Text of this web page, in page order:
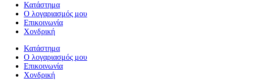
Κατάστημα
Ο λογαριασμός μου
Επικοινωνία
Χονδρική
Κατάστημα
Ο λογαριασμός μου
Επικοινωνία
Χονδρική